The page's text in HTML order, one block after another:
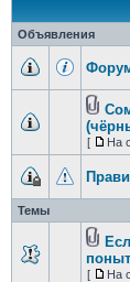
Объявления
[ На
Темы
[ На